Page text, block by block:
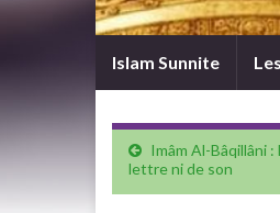
Islam Sunnite
Imâm Al-Bâqillâni :
lettre ni de son